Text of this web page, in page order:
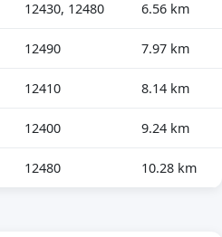
12430, 12480 6.56 km
12490 7.97 km
12410 8.14 km
12400 9.24 km
12480 10.28 km